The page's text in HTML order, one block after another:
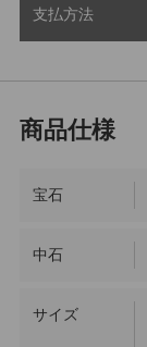
支払方法
宝石
中石
サイズ